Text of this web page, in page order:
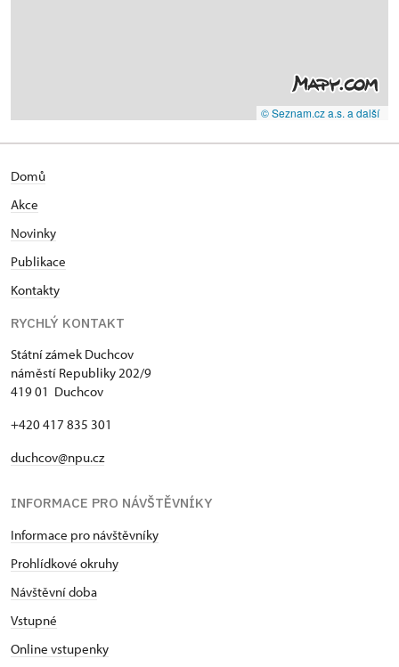
© Seznam.cz a.s. a další
Domů
Akce
Novinky
Publikace
Kontakty
RYCHLÝ KONTAKT
Státní zámek Duchcov
náměstí Republiky 202/9
419 01 Duchcov
+420 417 835 301
duchcov@npu.cz
INFORMACE PRO NÁVŠTĚVNÍKY
Informace pro návštěvníky
Prohlídkové okruhy
Návštěvní doba
Vstupné
Online vstupenky